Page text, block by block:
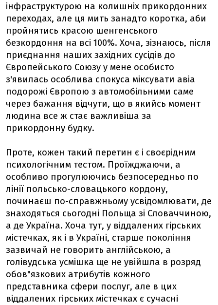
інфраструктурою на колишніх прикордонних
переходах, але ця мить занадто коротка, аби
пройнятись красою шенгенського
безкордоння на всі 100%. Хоча, зізнаюсь, після
приєднання наших західних сусідів до
Європейського Союзу у мене особисто
з'явилась особлива спокуса міксувати авіа
подорожі Європою з автомобільними саме
через бажання відчути, що в якийсь момент
людина все ж стає важливіша за
прикордонну будку.
Проте, кожен такий перетин є і своєрідним
психологічним тестом. Проїжджаючи, а
особливо прогулюючись безпосередньо по
лінії польсько-словацького кордону,
починаєш по-справжньому усвідомлювати, де
знаходяться сьогодні Польща зі Словаччиною,
а де Україна. Хоча тут, у віддалених гірських
містечках, як і в Україні, старше покоління
зазвичай не говорить англійською, а
голівудська усмішка ще не увійшла в розряд
обов"язкових атрибутів кожного
представника сфери послуг, але в цих
віддалених гірських містечках є сучасні